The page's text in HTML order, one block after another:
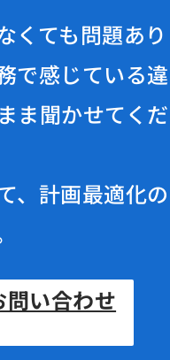
くても問題あり
で感じている違
ま聞かせてくだ
、計画最適化の
問い合わせ